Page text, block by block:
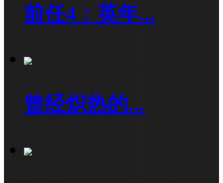
前任4：英年...
曾经炽热的...